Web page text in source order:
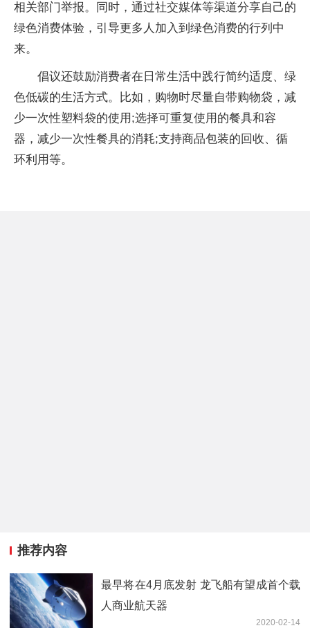
相关部门举报。同时，通过社交媒体等渠道分享自己的
绿色消费体验，引导更多人加入到绿色消费的行列中
来。
倡议还鼓励消费者在日常生活中践行简约适度、绿
色低碳的生活方式。比如，购物时尽量自带购物袋，减
少一次性塑料袋的使用;选择可重复使用的餐具和容
器，减少一次性餐具的消耗;支持商品包装的回收、循
环利用等。
推荐内容
最早将在4月底发射 龙飞船有望成首个载
人商业航天器
2020-02-14